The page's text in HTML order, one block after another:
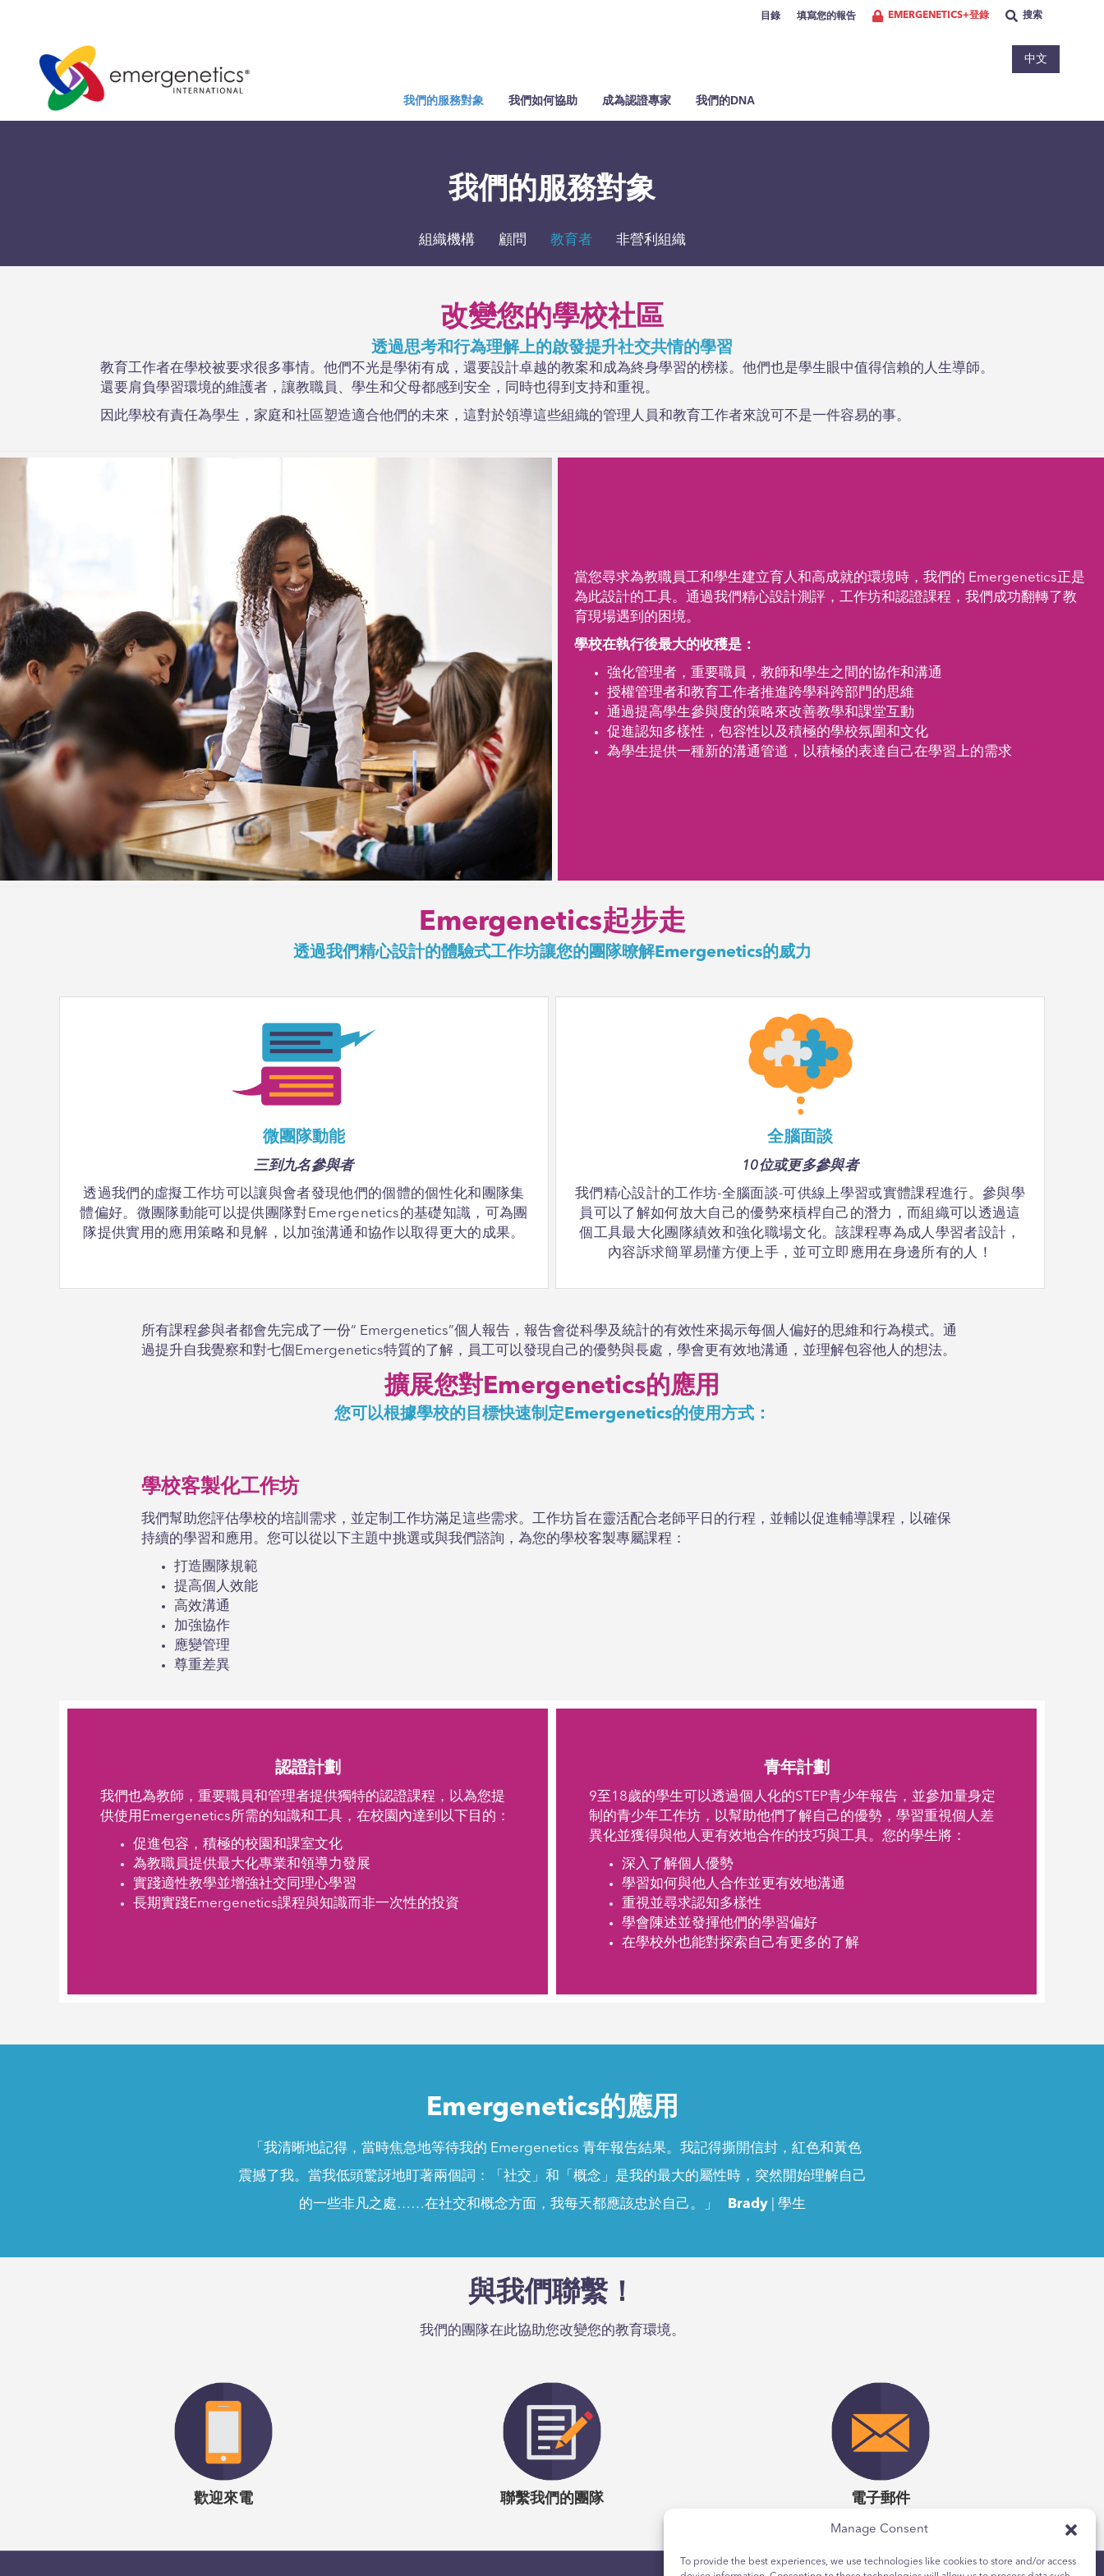
Manage Consent
To provide the best experiences, we use technologies like cookies to store and/or access
目錄 填寫您的報告 EMERGENETICS+登錄 搜索
中文
我們的服務對象 我們如何協助 成為認證專家 我們的DNA
我們的服務對象
組織機構 顧問 教育者 非營利組織
改變您的學校社區
透過思考和行為理解上的啟發提升社交共情的學習
教育工作者在學校被要求很多事情。他們不光是學術有成，還要設計卓越的教案和成為終身學習的榜樣。他們也是學生眼中值得信賴的人生導師。
還要肩負學習環境的維護者，讓教職員、學生和父母都感到安全，同時也得到支持和重視。
因此學校有責任為學生，家庭和社區塑造適合他們的未來，這對於領導這些組織的管理人員和教育工作者來說可不是一件容易的事。
當您尋求為教職員工和學生建立育人和高成就的環境時，我們的 Emergenetics正是
為此設計的工具。通過我們精心設計測評，工作坊和認證課程，我們成功翻轉了教
育現場遇到的困境。
學校在執行後最大的收穫是：
強化管理者，重要職員，教師和學生之間的協作和溝通
授權管理者和教育工作者推進跨學科跨部門的思維
通過提高學生參與度的策略來改善教學和課堂互動
促進認知多樣性，包容性以及積極的學校氛圍和文化
為學生提供一種新的溝通管道，以積極的表達自己在學習上的需求
Emergenetics起步走
透過我們精心設計的體驗式工作坊讓您的團隊暸解Emergenetics的威力
微團隊動能
三到九名參與者
透過我們的虛擬工作坊可以讓與會者發現他們的個體的個性化和團隊集
體偏好。微團隊動能可以提供團隊對Emergenetics的基礎知識，可為團
隊提供實用的應用策略和見解，以加強溝通和協作以取得更大的成果。
全腦面談
10位或更多參與者
我們精心設計的工作坊-全腦面談-可供線上學習或實體課程進行。參與學
員可以了解如何放大自己的優勢來槓桿自己的潛力，而組織可以透過這
個工具最大化團隊績效和強化職場文化。該課程專為成人學習者設計，
內容訴求簡單易懂方便上手，並可立即應用在身邊所有的人！
所有課程參與者都會先完成了一份“ Emergenetics”個人報告，報告會從科學及統計的有效性來揭示每個人偏好的思維和行為模式。通
過提升自我覺察和對七個Emergenetics特質的了解，員工可以發現自己的優勢與長處，學會更有效地溝通，並理解包容他人的想法。
擴展您對Emergenetics的應用
您可以根據學校的目標快速制定Emergenetics的使用方式：
學校客製化工作坊
我們幫助您評估學校的培訓需求，並定制工作坊滿足這些需求。工作坊旨在靈活配合老師平日的行程，並輔以促進輔導課程，以確保
持續的學習和應用。您可以從以下主題中挑選或與我們諮詢，為您的學校客製專屬課程：
打造團隊規範
提高個人效能
高效溝通
加強協作
應變管理
尊重差異
認證計劃
我們也為教師，重要職員和管理者提供獨特的認證課程，以為您提
供使用Emergenetics所需的知識和工具，在校園內達到以下目的：
促進包容，積極的校園和課室文化
為教職員提供最大化專業和領導力發展
實踐適性教學並增強社交同理心學習
長期實踐Emergenetics課程與知識而非一次性的投資
青年計劃
9至18歲的學生可以透過個人化的STEP青少年報告，並參加量身定
制的青少年工作坊，以幫助他們了解自己的優勢，學習重視個人差
異化並獲得與他人更有效地合作的技巧與工具。您的學生將：
深入了解個人優勢
學習如何與他人合作並更有效地溝通
重視並尋求認知多樣性
學會陳述並發揮他們的學習偏好
在學校外也能對探索自己有更多的了解
Emergenetics的應用
「我清晰地記得，當時焦急地等待我的 Emergenetics 青年報告結果。我記得撕開信封，紅色和黃色
震撼了我。當我低頭驚訝地盯著兩個詞：「社交」和「概念」是我的最大的屬性時，突然開始理解自己
的一些非凡之處……在社交和概念方面，我每天都應該忠於自己。」
Brady| 學生
震撼了我。當我低頭驚訝地盯著兩個詞：「社交」和「概念」是我的最大的屬性時，突然開始理解自己
的一些非凡之處……在社交和概念方面，我每天都應該忠於自己。」
與我們聯繫！
我們的團隊在此協助您改變您的教育環境。
歡迎來電 聯繫我們的團隊 電子郵件